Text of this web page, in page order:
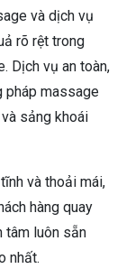
và dịch vụ
rõ rệt trong
Dịch vụ an toàn,
pháp massage
sảng khoái
và thoải mái,
hàng quay
tâm luôn sẵn
nhất.